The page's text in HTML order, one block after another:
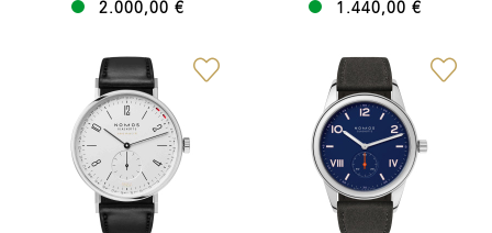
2.000,00 € 1.440,00 €